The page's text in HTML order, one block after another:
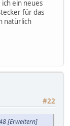
ein neues
für das
natürlich
#22
[Erweitern]